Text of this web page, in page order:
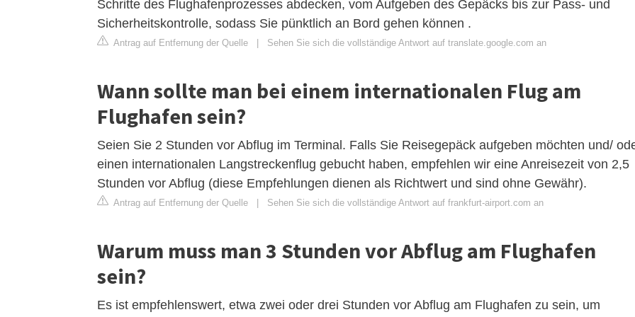
Schritte des Flughafenprozesses abdecken, vom Aufgeben des Gepäcks bis zur Pass- und
Sicherheitskontrolle, sodass Sie pünktlich an Bord gehen können .
Antrag auf Entfernung der Quelle | Sehen Sie sich die vollständige Antwort auf translate.google.com an
Wann sollte man bei einem internationalen Flug am
Flughafen sein?
Seien Sie 2 Stunden vor Abflug im Terminal. Falls Sie Reisegepäck aufgeben möchten und/
einen internationalen Langstreckenflug gebucht haben, empfehlen wir eine Anreisezeit von 2,5
Stunden vor Abflug (diese Empfehlungen dienen als Richtwert und sind ohne Gewähr).
Antrag auf Entfernung der Quelle | Sehen Sie sich die vollständige Antwort auf frankfurt-airport.com an
Warum muss man 3 Stunden vor Abflug am Flughafen
sein?
Es ist empfehlenswert, etwa zwei oder drei Stunden vor Abflug am Flughafen zu sein, um